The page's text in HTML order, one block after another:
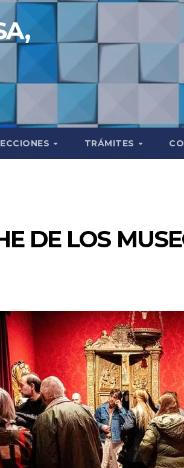
TRÁMITES
DE LOS